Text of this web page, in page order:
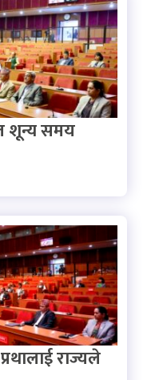
शून्य समय
राज्यले